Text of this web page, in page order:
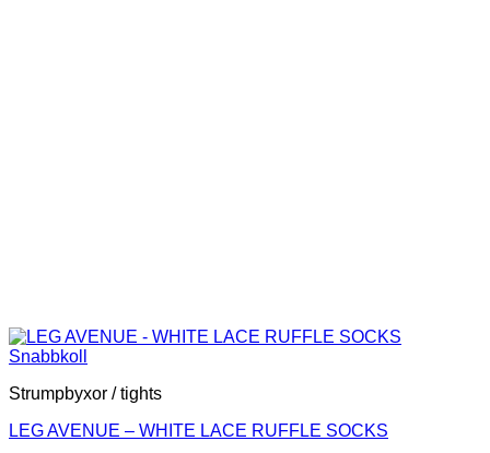
Snabbkoll
Strumpbyxor / tights
LEG AVENUE – WHITE LACE RUFFLE SOCKS